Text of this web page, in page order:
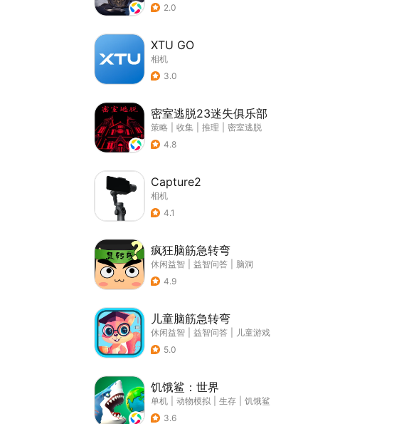
2.0
XTU GO
相机
3.0
密室逃脱23迷失俱乐部
策略 收集 推理
密室逃脱
4.8
Capture2
相机
4.1
疯狂脑筋急转弯
休闲益智 益智问答
脑洞
4.9
儿童脑筋急转弯
休闲益智 益智问答
儿童游戏
5.0
饥饿鲨：世界
单机 动物模拟 生存
饥饿鲨
3.6